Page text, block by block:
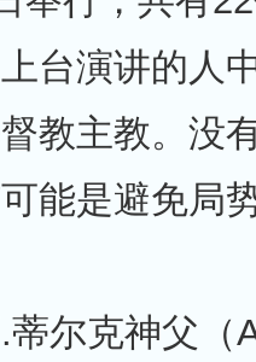
台演讲的人
教主教。没
能是避免局
尔克神父（